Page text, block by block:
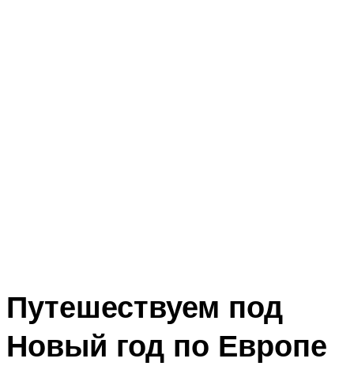
Путешествуем под
Новый год по Европе